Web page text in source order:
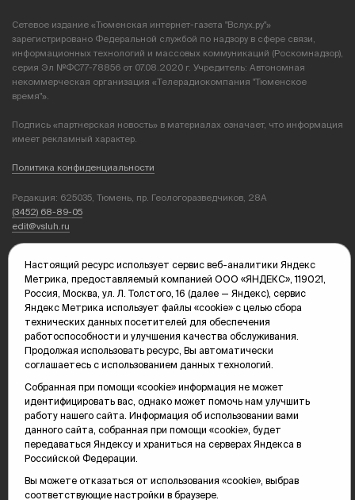
Сетевое издание «Тюменская интернет-газета "Вслух.ру"»
зарегистрировано Федеральной службой по надзору в сфере связи,
информационных технологий и массовых коммуникаций (Роскомнадзор),
серия Эл №ФС77-78856 от 07.08.2020 г. Учредитель: Автономная
некоммерческая организация «Телерадиокомпания "Тюменское
время"».
Подпись «партнерская новость» в материалах означает, что информация
имеет рекламный характер.
Политика конфиденциальности
Редакция: 625035, Тюмень, пр. Геологоразведчиков, 28А
(3452) 68-89-05
edit@vsluh.ru
kika@vsluh.ru
По вопросам рекламы:
(3452) 68-89-78
kotovaev@sibinformburo.ru
mim@vsluh.ru
© 2000-2026 Тюменская интернет-газета «Вслух.ру»
Настоящий ресурс использует сервис веб-аналитики Яндекс
Метрика, предоставляемый компанией ООО «ЯНДЕКС», 119021,
Россия, Москва, ул. Л. Толстого, 16 (далее — Яндекс), сервис
Яндекс Метрика использует файлы «cookie» с целью сбора
технических данных посетителей для обеспечения
работоспособности и улучшения качества обслуживания.
Продолжая использовать ресурс, Вы автоматически
соглашаетесь с использованием данных технологий.
Собранная при помощи «cookie» информация не может
идентифицировать вас, однако может помочь нам улучшить
работу нашего сайта. Информация об использовании вами
данного сайта, собранная при помощи «cookie», будет
передаваться Яндексу и храниться на серверах Яндекса в
Российской Федерации.
Вы можете отказаться от использования «cookie», выбрав
соответствующие настройки в браузере.